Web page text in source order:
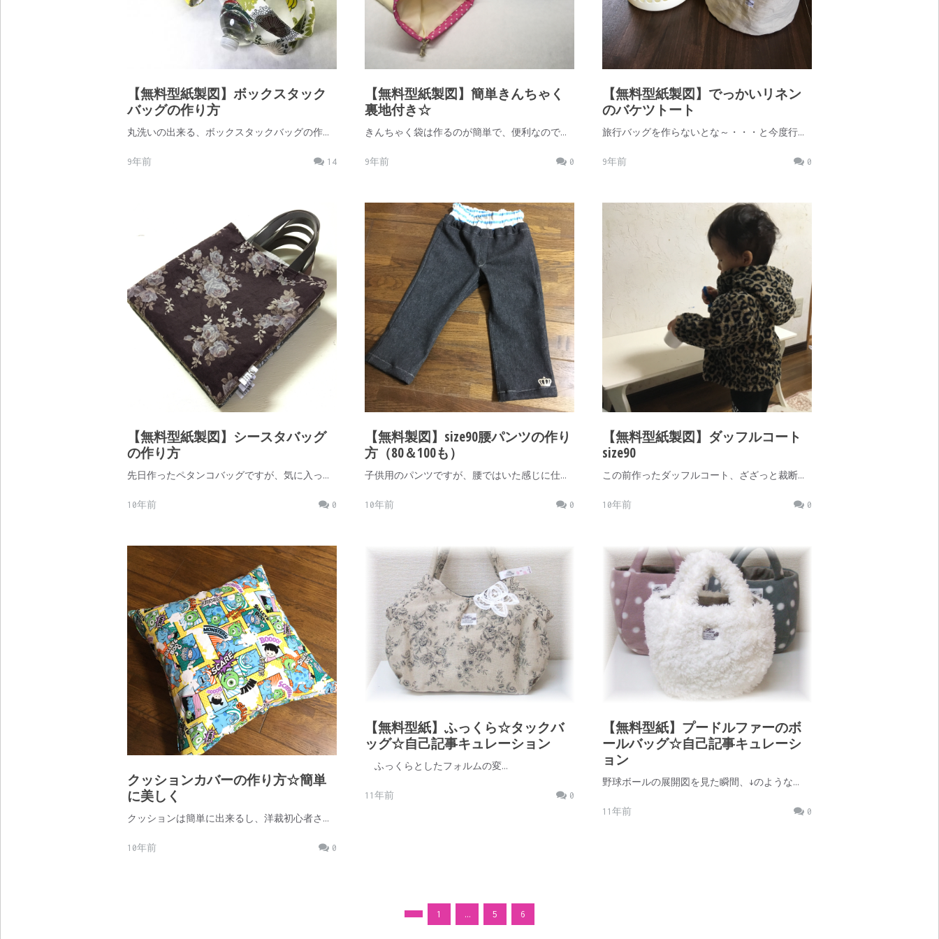
【無料型紙製図】ボックスタック
バッグの作り方
丸洗いの出来る、ボックスタックバッグの作…
14
9年前
【無料型紙製図】簡単きんちゃく
裏地付き☆
きんちゃく袋は作るのが簡単で、便利なので…
0
9年前
【無料型紙製図】でっかいリネン
のバケツトート
旅行バッグを作らないとな～・・・と今度行…
0
9年前
【無料型紙製図】シースタバッグ
の作り方
先日作ったペタンコバッグですが、気に入っ…
0
10年前
【無料製図】size90腰パンツの作り
方（80＆100も）
子供用のパンツですが、腰ではいた感じに仕…
0
10年前
【無料型紙製図】ダッフルコート
size90
この前作ったダッフルコート、ざざっと裁断…
0
10年前
クッションカバーの作り方☆簡単
に美しく
クッションは簡単に出来るし、洋裁初心者さ…
0
10年前
【無料型紙】ふっくら☆タックバ
ッグ☆自己記事キュレーション
ふっくらとしたフォルムの変…
0
11年前
【無料型紙】プードルファーのボ
ールバッグ☆自己記事キュレーシ
ョン
野球ボールの展開図を見た瞬間、↓のような…
0
11年前
1 … 5 6